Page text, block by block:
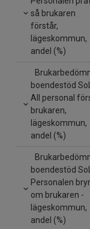
så brukaren
förstår,
lägeskommun,
andel (%)
boendestöd
All personal
brukaren,
lägeskommun,
andel (%)
boendestöd
Personalen
om brukaren -
lägeskommun,
andel (%)